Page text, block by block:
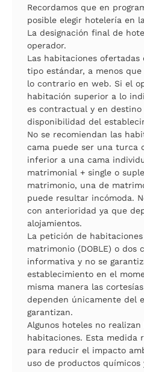
Recordamos que en
posible elegir hotelería en
La designación final de
operador.
Las habitaciones ofertadas
tipo estándar, a menos
lo contrario en web. Si el
habitación superior a lo
es contractual y en
disponibilidad del
No se recomiendan las
cama puede ser una turca
inferior a una cama
matrimonial + single o
matrimonio, una de
puede resultar incómoda.
con anterioridad ya que
alojamientos.
La petición de
matrimonio (DOBLE) o dos
informativa y no se
establecimiento en el
misma manera las
dependen únicamente del
garantizan.
Algunos hoteles no
habitaciones. Esta medida
para reducir el impacto
uso de productos químicos